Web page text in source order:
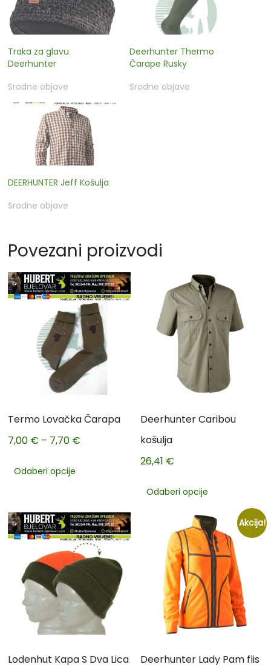
Traka za glavu
Deerhunter
Srodne objave
Deerhunter Thermo
Čarape Rusky
Srodne objave
DEERHUNTER Jeff Košulja
Srodne objave
Povezani proizvodi
Termo Lovačka Čarapa
7,00 € – 7,70 €
Odaberi opcije
Deerhunter Caribou
košulja
26,41 €
Odaberi opcije
Lodenhut Kapa S Dva Lica
Akcija!
Deerhunter Lady Pam flis